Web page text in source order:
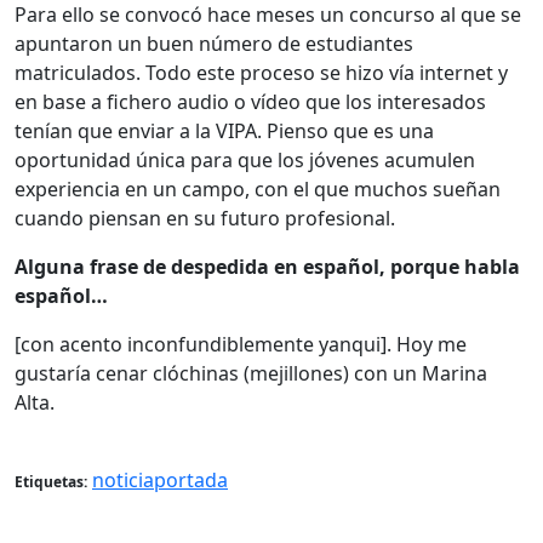
Para ello se convocó hace meses un concurso al que se
apuntaron un buen número de estudiantes
matriculados. Todo este proceso se hizo vía internet y
en base a fichero audio o vídeo que los interesados
tenían que enviar a la VIPA. Pienso que es una
oportunidad única para que los jóvenes acumulen
experiencia en un campo, con el que muchos sueñan
cuando piensan en su futuro profesional.
Alguna frase de despedida en español, porque habla
español…
[con acento inconfundiblemente yanqui]. Hoy me
gustaría cenar clóchinas (mejillones) con un Marina
Alta.
Etiquetas: noticiaportada